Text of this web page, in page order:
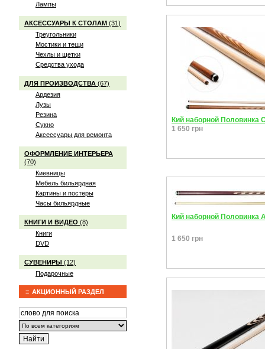
Лампы
АКСЕССУАРЫ К СТОЛАМ (31)
Треугольники
Мостики и тещи
Чехлы и щетки
Средства ухода
ДЛЯ ПРОИЗВОДСТВА (67)
Ардезия
Лузы
Резина
Сукно
Аксессуары для ремонта
ОФОРМЛЕНИЕ ИНТЕРЬЕРА
(70)
Киевницы
Мебель бильярдная
Картины и постеры
Часы бильярдные
КНИГИ И ВИДЕО (8)
Книги
DVD
СУВЕНИРЫ (12)
Подарочные
АКЦИОННЫЙ РАЗДЕЛ
Кий наборной Половинка
1 650 грн
Кий наборной Половинка
1 650 грн